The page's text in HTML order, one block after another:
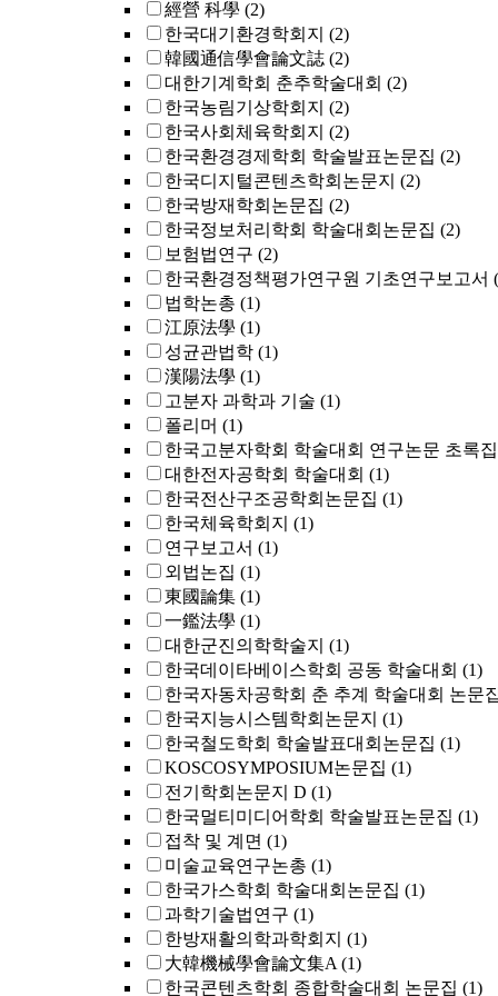
經營 科學 (2)
한국대기환경학회지 (2)
韓國通信學會論文誌 (2)
대한기계학회 춘추학술대회 (2)
한국농림기상학회지 (2)
한국사회체육학회지 (2)
한국환경경제학회 학술발표논문집 (2)
한국디지털콘텐츠학회논문지 (2)
한국방재학회논문집 (2)
한국정보처리학회 학술대회논문집 (2)
보험법연구 (2)
한국환경정책평가연구원 기초연구보고서
법학논총 (1)
江原法學 (1)
성균관법학 (1)
漢陽法學 (1)
고분자 과학과 기술 (1)
폴리머 (1)
한국고분자학회 학술대회 연구논문 초록집
대한전자공학회 학술대회 (1)
한국전산구조공학회논문집 (1)
한국체육학회지 (1)
연구보고서 (1)
외법논집 (1)
東國論集 (1)
一鑑法學 (1)
대한군진의학학술지 (1)
한국데이타베이스학회 공동 학술대회 (1)
한국자동차공학회 춘 추계 학술대회 논문
한국지능시스템학회논문지 (1)
한국철도학회 학술발표대회논문집 (1)
KOSCOSYMPOSIUM논문집 (1)
전기학회논문지 D (1)
한국멀티미디어학회 학술발표논문집 (1)
접착 및 계면 (1)
미술교육연구논총 (1)
한국가스학회 학술대회논문집 (1)
과학기술법연구 (1)
한방재활의학과학회지 (1)
大韓機械學會論文集A (1)
한국콘텐츠학회 종합학술대회 논문집 (1)